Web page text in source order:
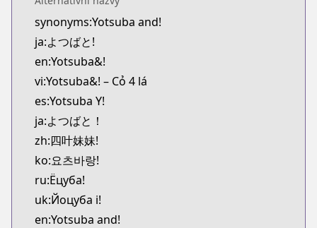
CDJapan
https://www.anime-planet.com/manga/https://
MangaUpdates
MangaUpdates
https://www.mangaupdates.com/series.html?id=5
Official English
https://yenpress.com/series/yotsuba
Yen Press
Yen Press
https://yenpress.com/series/yotsuba
KakaoPage
KakaoPage
synonyms:Yotsuba and!
ja:よつばと!
en:Yotsuba&!
vi:Yotsuba&! – Cỏ 4 lá
es:Yotsuba Y!
ja:よつばと！
zh:四叶妹妹!
ko:요츠바랑!
ru:Ёцуба!
uk:Йоцуба і!
en:Yotsuba and!